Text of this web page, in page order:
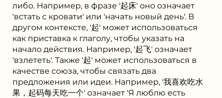
либо. Например, в фразе '起床' оно означает
'встать с кровати' или 'начать новый день'. В
другом контексте, '起' может использоваться
как приставка к глаголу, чтобы указать на
начало действия. Например, '起飞' означает
'взлететь'. Также '起' может использоваться в
качестве союза, чтобы связать два
предложения или идеи. Например, '我喜欢吃水
果，起码每天吃一个' означает 'Я люблю есть